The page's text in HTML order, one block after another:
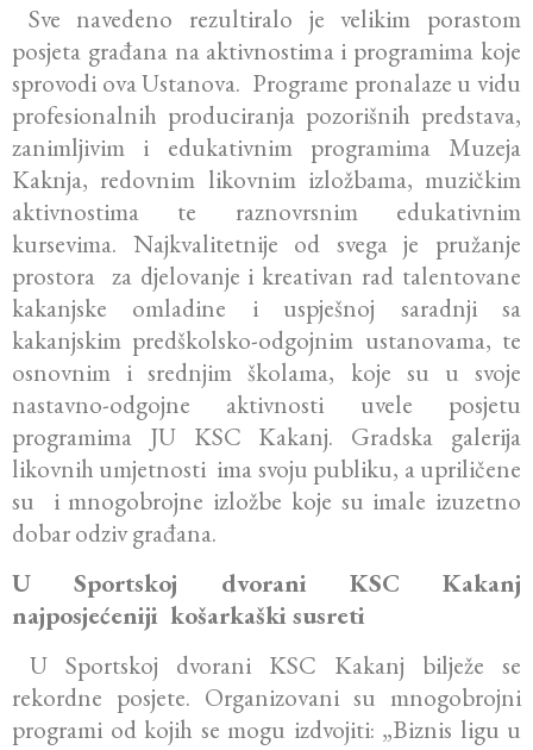
Sve navedeno rezultiralo je velikim porastom
posjeta građana na aktivnostima i programima koje
sprovodi ova Ustanova. Programe pronalaze u vidu
profesionalnih produciranja pozorišnih predstava,
zanimljivim i edukativnim programima Muzeja
Kaknja, redovnim likovnim izložbama, muzičkim
aktivnostima te raznovrsnim edukativnim
kursevima. Najkvalitetnije od svega je pružanje
prostora za djelovanje i kreativan rad talentovane
kakanjske omladine i uspješnoj saradnji sa
kakanjskim predškolsko-odgojnim ustanovama, te
osnovnim i srednjim školama, koje su u svoje
nastavno-odgojne aktivnosti uvele posjetu
programima JU KSC Kakanj. Gradska galerija
likovnih umjetnosti ima svoju publiku, a upriličene
su i mnogobrojne izložbe koje su imale izuzetno
dobar odziv građana.
U Sportskoj dvorani KSC Kakanj
najposjećeniji košarkaški susreti
U Sportskoj dvorani KSC Kakanj bilježe se
rekordne posjete. Organizovani su mnogobrojni
programi od kojih se mogu izdvojiti: „Biznis ligu u